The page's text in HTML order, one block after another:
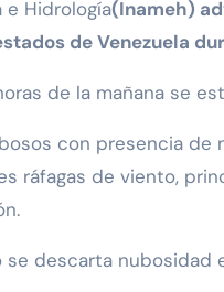
e Hidrología(Inameh)
de Venezuela
de la mañana se
con presencia
ráfagas de viento,
descarta